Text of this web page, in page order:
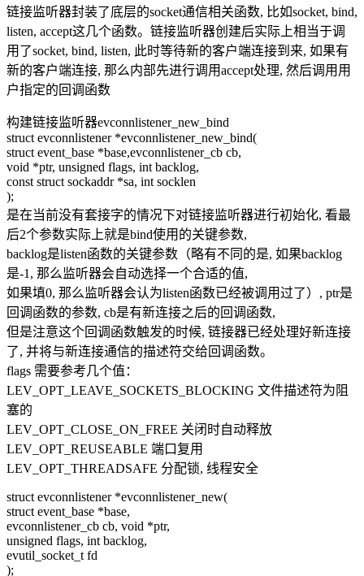
链接监听器封装了底层的socket通信相关函数, 比如socket, bind,
listen, accept这几个函数。链接监听器创建后实际上相当于调
用了socket, bind, listen, 此时等待新的客户端连接到来, 如果有
新的客户端连接, 那么内部先进行调用accept处理, 然后调用用
户指定的回调函数
构建链接监听器evconnlistener_new_bind
struct evconnlistener *evconnlistener_new_bind(
struct event_base *base,evconnlistener_cb cb,
void *ptr, unsigned flags, int backlog,
const struct sockaddr *sa, int socklen
);
是在当前没有套接字的情况下对链接监听器进行初始化, 看最
后2个参数实际上就是bind使用的关键参数,
backlog是listen函数的关键参数（略有不同的是, 如果backlog
是-1, 那么监听器会自动选择一个合适的值,
如果填0, 那么监听器会认为listen函数已经被调用过了）, ptr是
回调函数的参数, cb是有新连接之后的回调函数,
但是注意这个回调函数触发的时候, 链接器已经处理好新连接
了, 并将与新连接通信的描述符交给回调函数。
flags 需要参考几个值：
LEV_OPT_LEAVE_SOCKETS_BLOCKING 文件描述符为阻
塞的
LEV_OPT_CLOSE_ON_FREE 关闭时自动释放
LEV_OPT_REUSEABLE 端口复用
LEV_OPT_THREADSAFE 分配锁, 线程安全
struct evconnlistener *evconnlistener_new(
struct event_base *base,
evconnlistener_cb cb, void *ptr,
unsigned flags, int backlog,
evutil_socket_t fd
);